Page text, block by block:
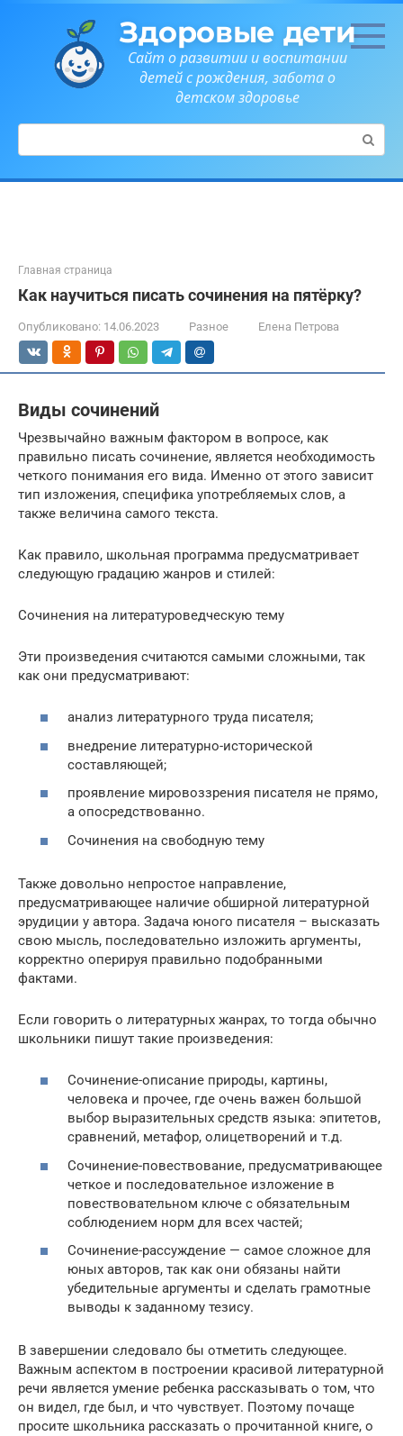
Здоровые дети
Сайт о развитии и воспитании
детей с рождения, забота о
детском здоровье
Поиск:
Главная страница
Как научиться писать сочинения на пятёрку?
Опубликовано: 14.06.2023 Разное Елена Петрова
Виды сочинений
Чрезвычайно важным фактором в вопросе, как
правильно писать сочинение, является необходимость
четкого понимания его вида. Именно от этого зависит
тип изложения, специфика употребляемых слов, а
также величина самого текста.
Как правило, школьная программа предусматривает
следующую градацию жанров и стилей:
Сочинения на литературоведческую тему
Эти произведения считаются самыми сложными, так
как они предусматривают:
анализ литературного труда писателя;
внедрение литературно-исторической
составляющей;
проявление мировоззрения писателя не прямо,
а опосредствованно.
Сочинения на свободную тему
Также довольно непростое направление,
предусматривающее наличие обширной литературной
эрудиции у автора. Задача юного писателя – высказать
свою мысль, последовательно изложить аргументы,
корректно оперируя правильно подобранными
фактами.
Если говорить о литературных жанрах, то тогда обычно
школьники пишут такие произведения:
Сочинение-описание природы, картины,
человека и прочее, где очень важен большой
выбор выразительных средств языка: эпитетов,
сравнений, метафор, олицетворений и т.д.
Сочинение-повествование, предусматривающее
четкое и последовательное изложение в
повествовательном ключе с обязательным
соблюдением норм для всех частей;
Сочинение-рассуждение — самое сложное для
юных авторов, так как они обязаны найти
убедительные аргументы и сделать грамотные
выводы к заданному тезису.
В завершении следовало бы отметить следующее.
Важным аспектом в построении красивой литературной
речи является умение ребенка рассказывать о том, что
он видел, где был, и что чувствует. Поэтому почаще
просите школьника рассказать о прочитанной книге, о